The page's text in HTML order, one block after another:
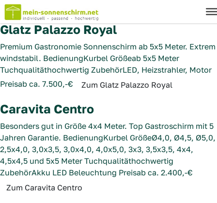
Sonnenschirme 5x5
Glatz Palazzo Royal
Premium Gastronomie Sonnenschirm ab 5x5 Meter. Extrem
windstabil. BedienungKurbel Größeab 5x5 Meter
Tuchqualitäthochwertig ZubehörLED, Heizstrahler, Motor
Preisab ca. 7.500,-€ Zum Glatz Palazzo Royal
Caravita Centro
Besonders gut in Größe 4x4 Meter. Top Gastroschirm mit 5
Jahren Garantie. BedienungKurbel GrößeØ4,0, Ø4,5, Ø5,0,
2,5x4,0, 3,0x3,5, 3,0x4,0, 4,0x5,0, 3x3, 3,5x3,5, 4x4,
4,5x4,5 und 5x5 Meter Tuchqualitäthochwertig
ZubehörAkku LED Beleuchtung Preisab ca. 2.400,-€
Zum Caravita Centro